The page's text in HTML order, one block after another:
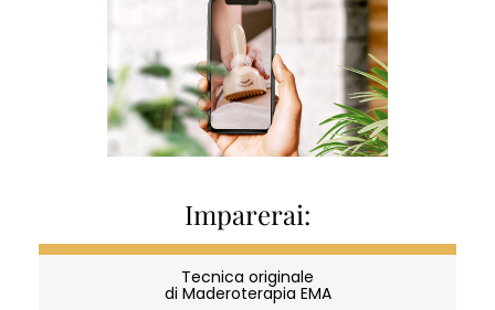
CORSI
Imparerai:
Tecnica originale
di Maderoterapia EMA